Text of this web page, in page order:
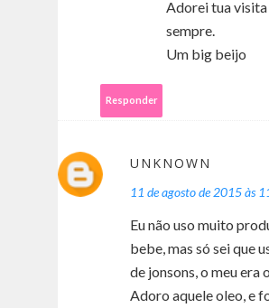
Adorei tua
sempre.
Um big beijo
Responder
UNKNOWN
11 de agosto de 2015 às
Eu não uso muito
bebe, mas só sei que
de jonsons, o meu era
Adoro aquele oleo, e